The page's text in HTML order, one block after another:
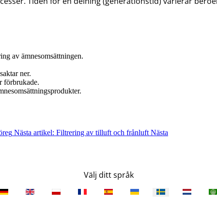
av ämnesomsättningen.
ner.
förbrukade.
Nästa artikel: Filtrering av tilluft och frånluft Nästa
Välj ditt språk